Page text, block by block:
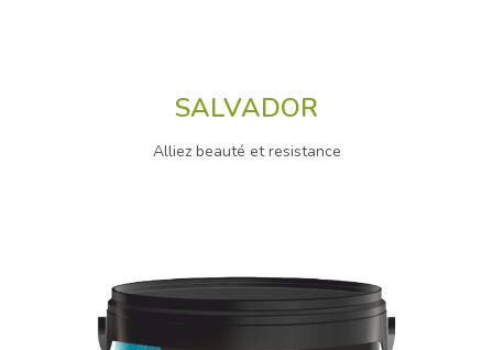
SALVADOR
Alliez beauté et resistance